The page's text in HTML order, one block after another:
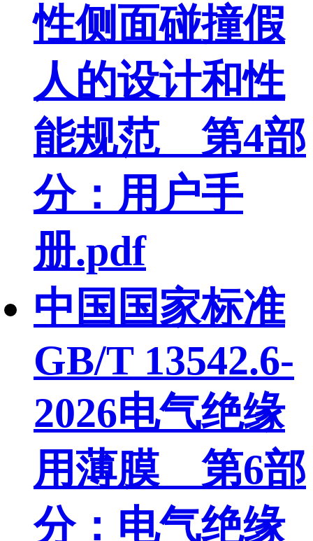
性侧面碰撞假
人的设计和性
能规范 第4部
分：用户手
册.pdf
中国国家标准
GB/T 13542.6-
2026电气绝缘
用薄膜 第6部
分：电气绝缘